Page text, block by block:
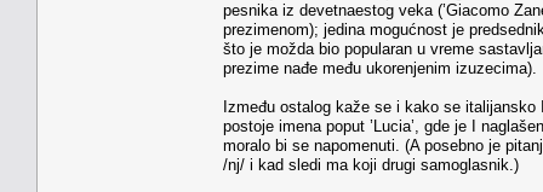
pesnika iz devetnaestog veka (’Giacomo
prezimenom); jedina mogućnost je
što je možda bio popularan u vreme
prezime nađe među ukorenjenim izuzecima).
Između ostalog kaže se i kako se
postoje imena poput ’Lucia’, gde je I
moralo bi se napomenuti. (A posebno je
/nj/ i kad sledi ma koji drugi samoglasnik.)